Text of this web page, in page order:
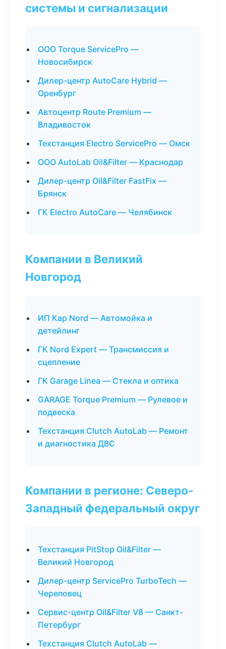
системы и сигнализации
ООО Torque ServicePro —
Новосибирск
Дилер-центр AutoCare Hybrid —
Оренбург
Автоцентр Route Premium —
Владивосток
Техстанция Electro ServicePro — Омск
ООО AutoLab Oil&Filter — Краснодар
Дилер-центр Oil&Filter FastFix —
Брянск
ГК Electro AutoCare — Челябинск
Компании в Великий
Новгород
ИП Кар Nord — Автомойка и
детейлинг
ГК Nord Expert — Трансмиссия и
сцепление
ГК Garage Linea — Стекла и оптика
GARAGE Torque Premium — Рулевое и
подвеска
Техстанция Clutch AutoLab — Ремонт
и диагностика ДВС
Компании в регионе: Северо-
Западный федеральный округ
Техстанция PitStop Oil&Filter —
Великий Новгород
Дилер-центр ServicePro TurboTech —
Череповец
Сервис-центр Oil&Filter V8 — Санкт-
Петербург
Техстанция Clutch AutoLab —